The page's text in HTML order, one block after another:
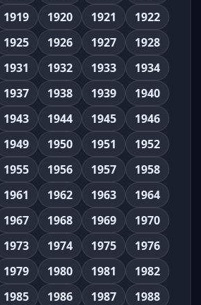
1919 1920 1921
1922
1925 1926 1927
1928
1931 1932 1933
1934
1937 1938 1939
1940
1943 1944 1945
1946
1949 1950 1951
1952
1955 1956 1957
1958
1961 1962 1963
1964
1967 1968 1969
1970
1973 1974 1975
1976
1979 1980 1981
1982
1985 1986 1987
1988